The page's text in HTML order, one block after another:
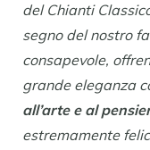
del Chianti
segno del nostro
consapevole,
grande eleganza
all’arte e al
estremamente